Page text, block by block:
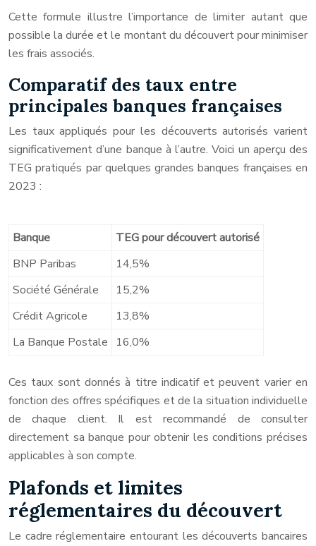
Cette formule illustre l’importance de limiter autant que
possible la durée et le montant du découvert pour minimiser
les frais associés.
Comparatif des taux entre
principales banques françaises
Les taux appliqués pour les découverts autorisés varient
significativement d’une banque à l’autre. Voici un aperçu des
TEG pratiqués par quelques grandes banques françaises en
2023 :
Banque
TEG pour découvert autorisé
BNP Paribas
14,5%
Société Générale
15,2%
Crédit Agricole
13,8%
La Banque Postale
16,0%
Ces taux sont donnés à titre indicatif et peuvent varier en
fonction des offres spécifiques et de la situation individuelle
de chaque client. Il est recommandé de consulter
directement sa banque pour obtenir les conditions précises
applicables à son compte.
Plafonds et limites
réglementaires du découvert
Le cadre réglementaire entourant les découverts bancaires